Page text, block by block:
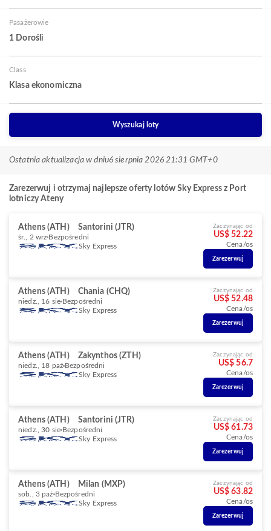
Pasażerowie
1 Dorośli
Class
Klasa ekonomiczna
Wyszukaj loty
Ostatnia aktualizacja w dniu6 sierpnia 2026 21:31 GMT+0
Zarezerwuj i otrzymaj najlepsze oferty lotów Sky Express z Port
lotniczy Ateny
Athens (ATH) Santorini (JTR)
śr., 2 wrz Bezpośredni
Sky Express
Zaczynając od
US$ 52.22
Cena/os
Zarezerwuj
Athens (ATH) Chania (CHQ)
niedz., 16 sie Bezpośredni
Sky Express
Zaczynając od
US$ 52.48
Cena/os
Zarezerwuj
Athens (ATH) Zakynthos (ZTH)
niedz., 18 paź Bezpośredni
Sky Express
Zaczynając od
US$ 56.7
Cena/os
Zarezerwuj
Athens (ATH) Santorini (JTR)
niedz., 30 sie Bezpośredni
Sky Express
Zaczynając od
US$ 61.73
Cena/os
Zarezerwuj
Athens (ATH) Milan (MXP)
sob., 3 paź Bezpośredni
Sky Express
Zaczynając od
US$ 63.82
Cena/os
Zarezerwuj